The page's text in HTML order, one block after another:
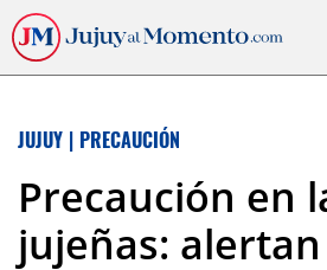
JUJUY | PRECAUCIÓN
Precaución en
jujeñas: